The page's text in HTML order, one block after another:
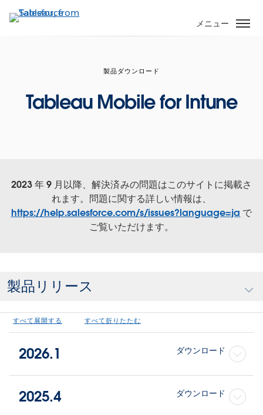
イ
メニュー
製品ダウンロード
Tableau Mobile for Intune
2023 年 9 月以降、解決済みの問題はこのサイトに掲載さ
れます。問題に関する詳しい情報は、
https://help.salesforce.com/s/issues?language=ja で
ご覧いただけます。
製品リリース
すべて展開する すべて折りたたむ
2026.1 ダウンロード
2025.4 ダウンロード